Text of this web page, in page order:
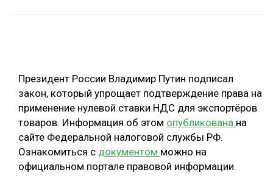
ОБРАБОТКА ДРЕВЕСИНЫ
ЛЕСОВОССТАНОВЛЕНИЕ И ЗАЩИТА
ЛОГИСТИКА
ПРОИЗВОДСТВО ДРЕВЕСНЫХ ПЛИТ
ЦБП
ТЕМАТИЧЕСКИЕ ПРОЕКТЫ
ПОДБОРКИ СТАТЕЙ
Президент России Владимир Путин подписал
закон, который упрощает подтверждение права на
применение нулевой ставки НДС для экспортёров
товаров. Информация об этом опубликована на
сайте Федеральной налоговой службы РФ.
Ознакомиться с документом можно на
официальном портале правовой информации.